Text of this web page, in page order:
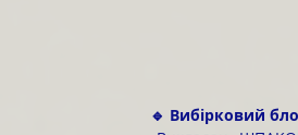
🔹 Вибірковий